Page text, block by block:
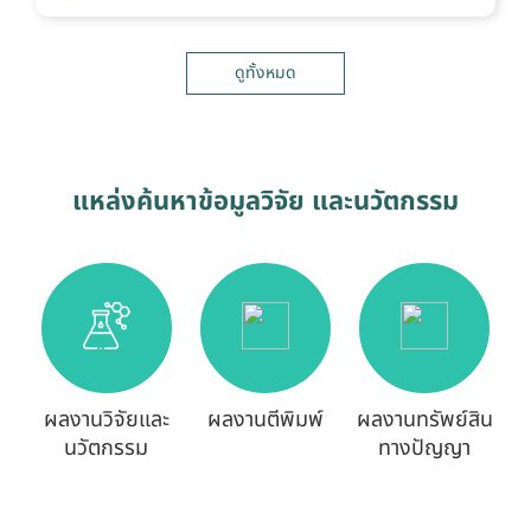
ดูทั้งหมด
แหล่งค้นหาข้อมูลวิจัย และนวัตกรรม
ผลงานวิจัยและ
นวัตกรรม
ผลงานตีพิมพ์
ผลงานทรัพย์สิน
ทางปัญญา